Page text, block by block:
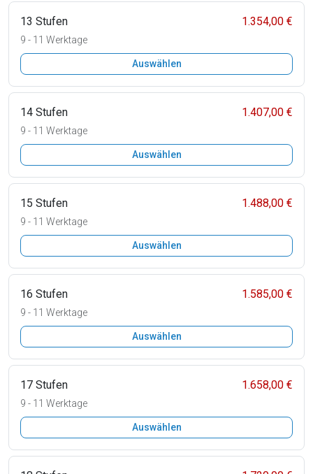
13 Stufen 1.354,00 €
9 - 11 Werktage
Auswählen
14 Stufen 1.407,00 €
9 - 11 Werktage
Auswählen
15 Stufen 1.488,00 €
9 - 11 Werktage
Auswählen
16 Stufen 1.585,00 €
9 - 11 Werktage
Auswählen
17 Stufen 1.658,00 €
9 - 11 Werktage
Auswählen